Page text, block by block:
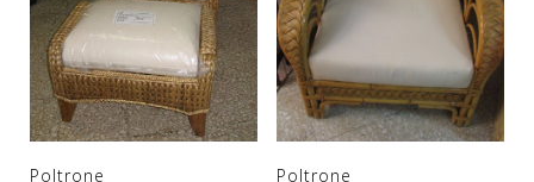
Poltrone Poltrone